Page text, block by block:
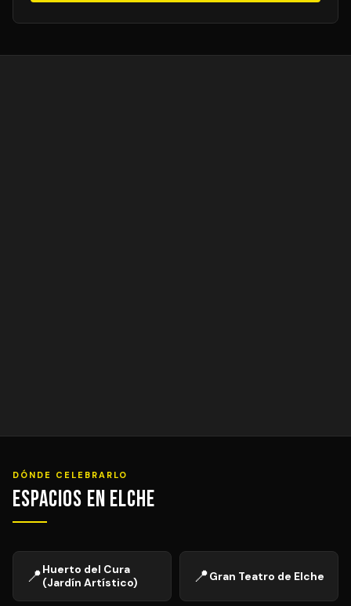
DÓNDE CELEBRARLO
Espacios en Elche
📍Huerto del Cura
(Jardín Artístico)
📍Gran Teatro de Elche